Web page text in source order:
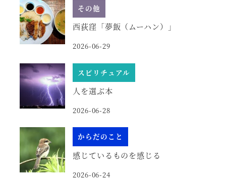
その他
西荻窪「夢飯（ムーハン）」
2026-06-29
スピリチュアル
人を選ぶ本
2026-06-28
からだのこと
感じているものを感じる
2026-06-24